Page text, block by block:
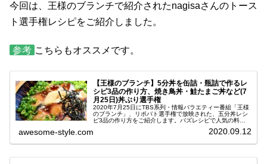
今回は、王様のブランチで紹介されたnagisaさんのトース
ト選手権レシピをご紹介しました。
参考 こちらもオススメです。
【王様のブランチ】5分丼を缶詰・瓶詰で作るレ
シピ3品の作り方、焼き鳥丼・鮭たまご丼など(7
月25日)丼ぶり選手権
2020年7月25日にTBS系列・情報バラエティー番組「王様
のブランチ」、リポバト選手権で放映された、五分丼レシ
ピ3品の作り方をご紹介します。バズレシピで人気の料理
awesome-style.com 2020.09.12